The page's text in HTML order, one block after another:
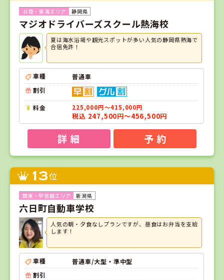
静岡県
マジオドライバーズスクール熱海校
夏は海水浴場や観光スポットが多い人気の静岡県熱海で
合宿免許！
車種
普通車
割引
料金 225,000円～415,000円
税込 247,500円～456,500円
詳 細 予 約
13位
新潟県
六日町自動車学校
人気の朝・夕食なしプランですが、昼食はお弁当を支給
します！
車種
普通車/大型・準中型
割引